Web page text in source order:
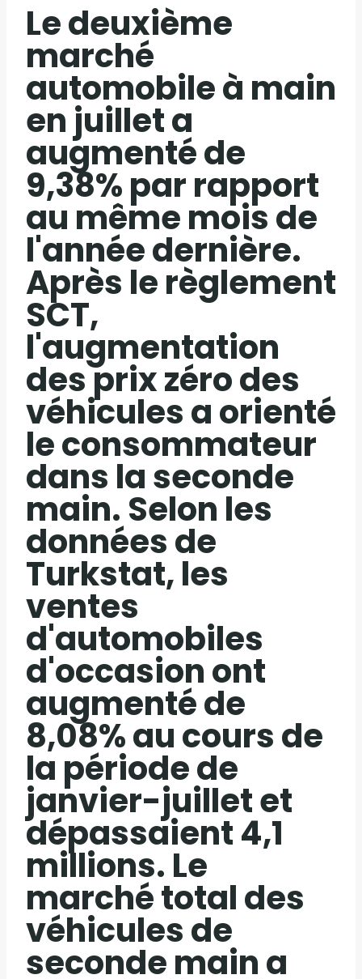
Le deuxième
marché
automobile à main
en juillet a
augmenté de
9,38% par rapport
au même mois de
l'année dernière.
Après le règlement
SCT,
l'augmentation
des prix zéro des
véhicules a orienté
le consommateur
dans la seconde
main. Selon les
données de
Turkstat, les
ventes
d'automobiles
d'occasion ont
augmenté de
8,08% au cours de
la période de
janvier-juillet et
dépassaient 4,1
millions. Le
marché total des
véhicules de
seconde main a